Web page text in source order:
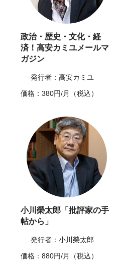
政治・歴史・文化・経
済！高安カミユメールマ
ガジン
発行者：高安カミユ
価格：380円/月（税込）
小川榮太郎「批評家の手
帖から」
発行者：小川榮太郎
価格：880円/月（税込）